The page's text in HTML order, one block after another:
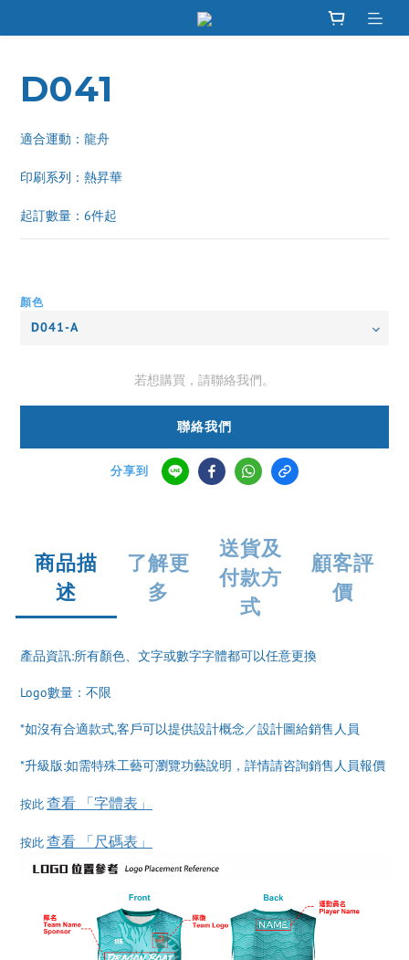
D041
適合運動：龍舟
印刷系列：熱昇華
起訂數量：6件起
顏色
若想購買，請聯絡我們。
聯絡我們
分享到
商品描
述
了解更
多
送貨及
付款方
式
顧客評
價
產品資訊:所有顏色、文字或數字字體都可以任意更換
Logo數量：不限
*如沒有合適款式,客戶可以提供設計概念／設計圖給銷售人員
*升級版:如需特殊工藝可瀏覽功藝說明，詳情請咨詢銷售人員報價
按此查看 「字體表」
按此查看 「尺碼表」